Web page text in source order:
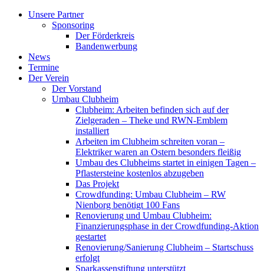
Unsere Partner
Sponsoring
Der Förderkreis
Bandenwerbung
News
Termine
Der Verein
Der Vorstand
Umbau Clubheim
Clubheim: Arbeiten befinden sich auf der
Zielgeraden – Theke und RWN-Emblem
installiert
Arbeiten im Clubheim schreiten voran –
Elektriker waren an Ostern besonders fleißig
Umbau des Clubheims startet in einigen Tagen –
Pflastersteine kostenlos abzugeben
Das Projekt
Crowdfunding: Umbau Clubheim – RW
Nienborg benötigt 100 Fans
Renovierung und Umbau Clubheim:
Finanzierungsphase in der Crowdfunding-Aktion
gestartet
Renovierung/Sanierung Clubheim – Startschuss
erfolgt
Sparkassenstiftung unterstützt